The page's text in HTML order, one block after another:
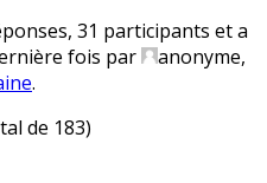
31 participants et a
fois par
anonyme,
.
de 183)